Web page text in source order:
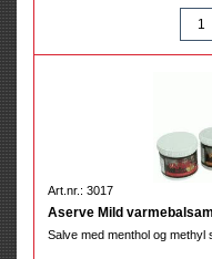
Art.nr.: 3017
Aserve Mild
Salve med menthol og methyl